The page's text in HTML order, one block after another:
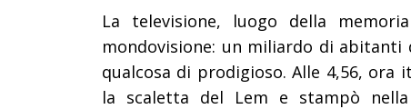
La televisione, luogo della
mondovisione: un miliardo di abitanti
qualcosa di prodigioso. Alle 4,56, ora
la scaletta del Lem e stampò